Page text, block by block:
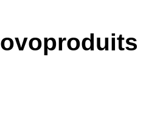
ovoproduits